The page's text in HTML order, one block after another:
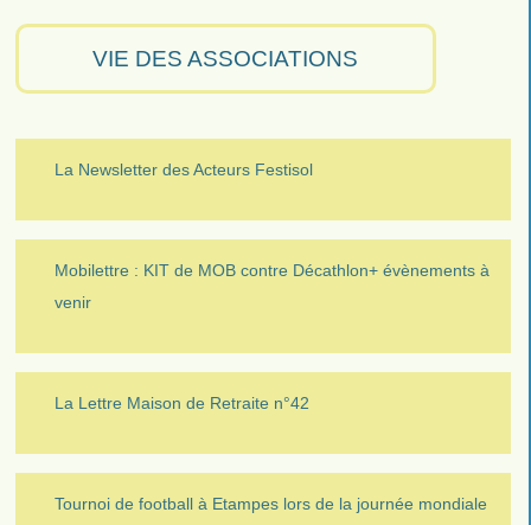
VIE DES ASSOCIATIONS
La Newsletter des Acteurs Festisol
Mobilettre : KIT de MOB contre Décathlon+ évènements à
venir
La Lettre Maison de Retraite n°42
Tournoi de football à Etampes lors de la journée mondiale